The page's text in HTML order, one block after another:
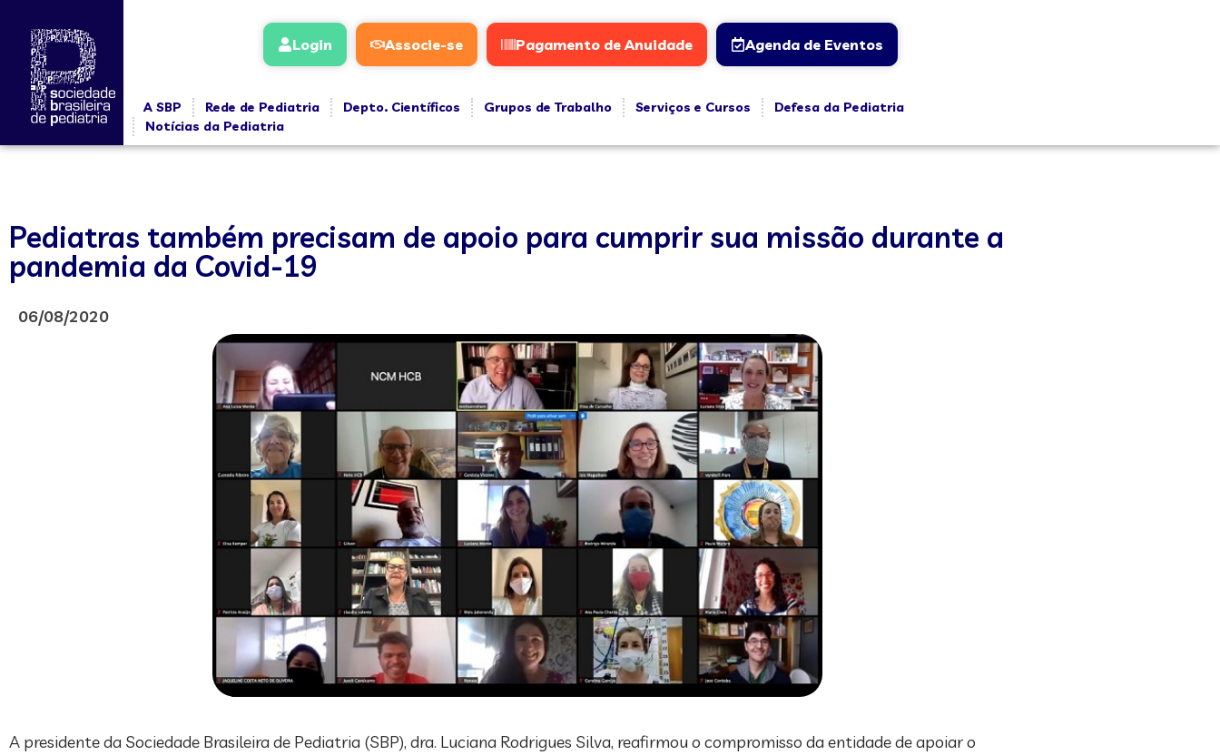
Login Associe-se Pagamento de Anuidade Agenda de Eventos
A SBP Rede de Pediatria Depto. Científicos Grupos de Trabalho Serviços e Cursos
Defesa da Pediatria
Notícias da Pediatria
Pediatras também precisam de apoio para cumprir sua missão durante a
pandemia da Covid-19
06/08/2020
A presidente da Sociedade Brasileira de Pediatria (SBP), dra. Luciana Rodrigues Silva, reafirmou o compromisso da entidade de apoiar o